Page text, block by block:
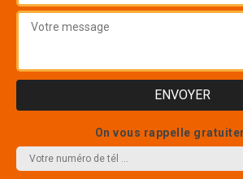
On vous rappelle